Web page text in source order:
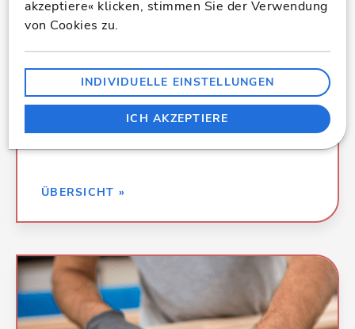
Estrich- und Fliesenarbeiten
ÜBERSICHT »
025 Estricharbeiten
Kalkulationsdaten für alle Leistungen in
Tischlerarbeiten:
akzeptiere« klicken, stimmen Sie der Verwendung
von Cookies zu.
INDIVIDUELLE EINSTELLUNGEN
ICH AKZEPTIERE